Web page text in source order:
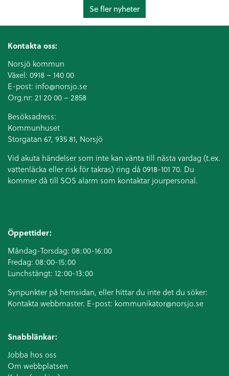
Se fler nyheter
Kontakta oss:
Norsjö kommun
Växel: 0918 – 140 00
E-post: info@norsjo.se
Org.nr: 21 20 00 – 2858
Besöksadress:
Kommunhuset
Storgatan 67, 935 81, Norsjö
Vid akuta händelser som inte kan vänta till nästa vardag (t.ex.
vattenläcka eller risk för takras) ring då 0918-101 70. Du
kommer då till SOS alarm som kontaktar jourpersonal.
Öppettider:
Måndag-Torsdag: 08:00-16:00
Fredag: 08:00-15:00
Lunchstängt: 12:00-13:00
Synpunkter på hemsidan, eller hittar du inte det du söker:
Kontakta webbmaster. E-post: kommunikator@norsjo.se
Snabblänkar:
Jobba hos oss
Om webbplatsen